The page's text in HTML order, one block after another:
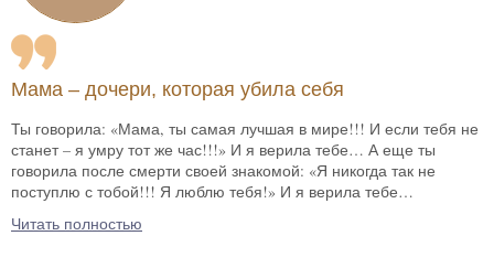
Мама – дочери, которая убила себя
Ты говорила: «Мама, ты самая лучшая в мире!!! И если тебя не
станет – я умру тот же час!!!» И я верила тебе… А еще ты
говорила после смерти своей знакомой: «Я никогда так не
поступлю с тобой!!! Я люблю тебя!» И я верила тебе…
Читать полностью